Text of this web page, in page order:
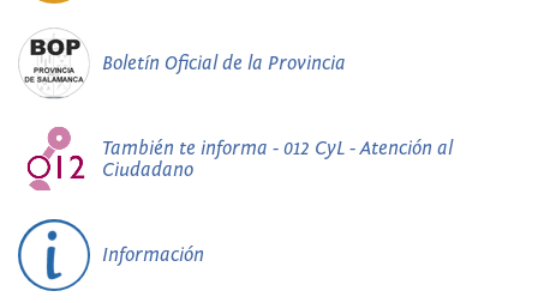
Boletín Oficial de la Provincia
También te informa - 012 CyL - Atención al
Ciudadano
Información